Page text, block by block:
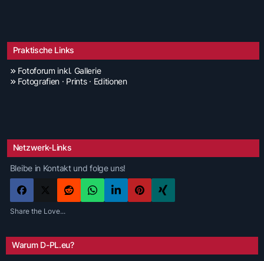
Praktische Links
Fotoforum inkl. Gallerie
Fotografien · Prints · Editionen
Netzwerk-Links
Bleibe in Kontakt und folge uns!
Share the Love...
Warum D-PL.eu?